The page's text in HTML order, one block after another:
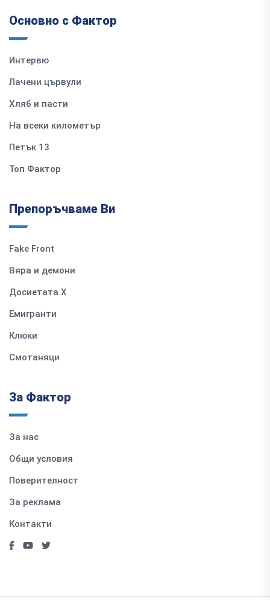
Основно с Фактор
Интервю
Лачени цървули
Хляб и пасти
На всеки километър
Петък 13
Топ Фактор
Препоръчваме Ви
Fake Front
Вяра и демони
Досиетата Х
Емигранти
Клюки
Смотаняци
За Фактор
За нас
Общи условия
Поверителност
За реклама
Контакти